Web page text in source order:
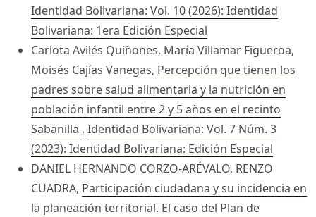
Identidad Bolivariana: Vol. 10 (2026): Identidad
Bolivariana: 1era Edición Especial
Carlota Avilés Quiñones, María Villamar Figueroa,
Moisés Cajías Vanegas, Percepción que tienen los
padres sobre salud alimentaria y la nutrición en
población infantil entre 2 y 5 años en el recinto
Sabanilla , Identidad Bolivariana: Vol. 7 Núm. 3
(2023): Identidad Bolivariana: Edición Especial
DANIEL HERNANDO CORZO-ARÉVALO, RENZO
CUADRA, Participación ciudadana y su incidencia en
la planeación territorial. El caso del Plan de